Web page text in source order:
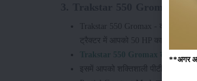
Trakstar 550 Gromax - कंपनी का
ट्रैक्टर में आपको 50 HP का
Trakstar 550 Gromax ट्रैक्टर
के
इसमें आपको शक्तिशाली पीटीओ मिल
**अगर